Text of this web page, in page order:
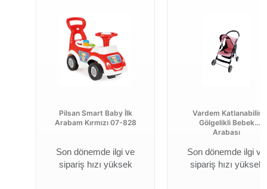
Pilsan Smart Baby İlk
Arabam Kırmızı 07-828
Son dönemde ilgi ve
sipariş hızı yüksek
Vardem Katlanabilir
Gölgelikli Bebek
Arabası
Son dönemde ilgi ve
sipariş hızı yüksek